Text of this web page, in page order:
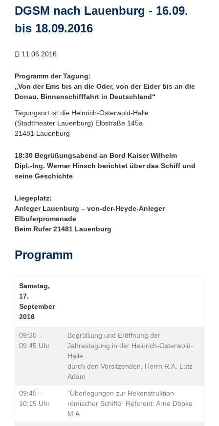
DGSM nach Lauenburg - 16.09.
bis 18.09.2016
11.06.2016
Programm der Tagung:
„Von der Ems bis an die Oder, von der Eider bis an die
Donau. Binnenschifffahrt in Deutschland“
Tagungsort ist die Heinrich-Osterwold-Halle
(Stadttheater Lauenburg) Elbstraße 145a
21481 Lauenburg
18:30 Begrüßungsabend an Bord Kaiser Wilhelm
Dipl.-Ing. Werner Hinsch berichtet über das Schiff und
seine Geschichte
Liegeplatz:
Anleger Lauenburg – von-der-Heyde-Anleger
Elbuferpromenade
Beim Rufer 21481 Lauenburg
Programm
Samstag,
17.
September
2016
09:30 –
09:45 Uhr
Begrüßung und Eröffnung der
Jahrestagung in der Heinrich-Osterwold-
Halle
durch den Vorsitzenden, Herrn R.A. Lutz
Adam
09:45 –
10:15 Uhr
“Überlegungen zur Rekonstruktion
römischer Schiffe“ Referent: Arne Döpke
M.A.